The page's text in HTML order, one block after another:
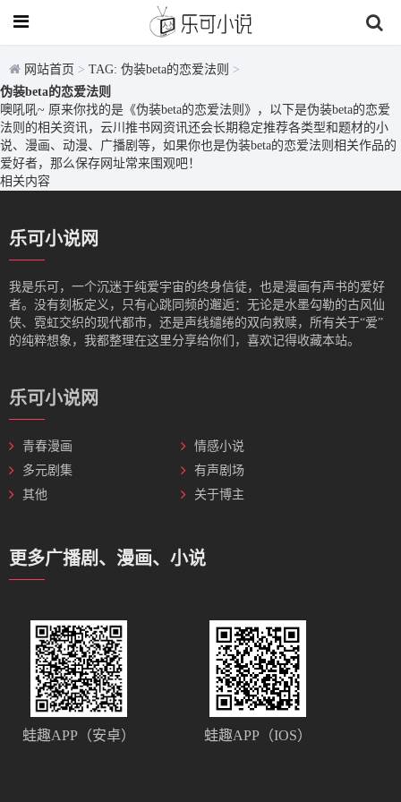
网站首页 > TAG: 伪装beta的恋爱法则 >
伪装beta的恋爱法则
噢吼吼~ 原来你找的是《伪装beta的恋爱法则》，以下是伪装beta的恋爱
法则的相关资讯，云川推书网资讯还会长期稳定推荐各类型和题材的小
说、漫画、动漫、广播剧等，如果你也是伪装beta的恋爱法则相关作品的
爱好者，那么保存网址常来围观吧！
相关内容
乐可小说网
我是‌乐可，一个沉迷于纯爱宇宙的终身信徒，也是漫画有声书的爱好
者。没有刻板定义，只有心跳同频的邂逅：无论是水墨勾勒的古风仙
侠、霓虹交织的现代都市，还是声线缱绻的双向救赎，所有关于“爱”
的纯粹想象，我都整理在这里分享给你们，喜欢记得收藏本站。
乐可小说网
青春漫画
情感小说
多元剧集
有声剧场
其他
关于博主
更多广播剧、漫画、小说
蛙趣APP（安卓） 蛙趣APP（IOS）